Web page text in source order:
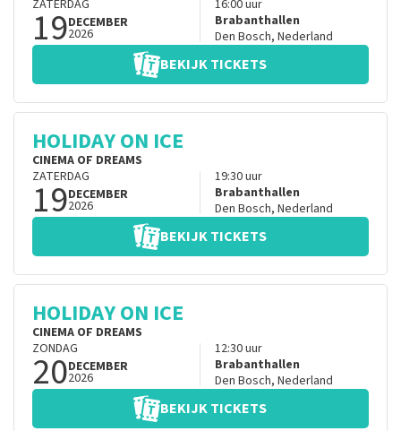
ZATERDAG
19DECEMBER
2026
16:00uur
Brabanthallen
Den Bosch, Nederland
BEKIJK TICKETS
HOLIDAY ON ICE
CINEMA OF DREAMS
ZATERDAG
19DECEMBER
2026
19:30uur
Brabanthallen
Den Bosch, Nederland
BEKIJK TICKETS
HOLIDAY ON ICE
CINEMA OF DREAMS
ZONDAG
20DECEMBER
2026
12:30uur
Brabanthallen
Den Bosch, Nederland
BEKIJK TICKETS